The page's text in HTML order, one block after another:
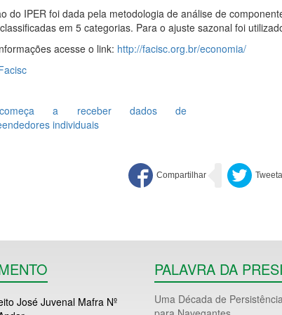
do IPER foi dada pela metodologia de análise de
em 5 categorias. Para o ajuste sazonal foi
acesse o link: http://facisc.org.br/economia/
a receber dados de
individuais
José Juvenal Mafra Nº
PALAVRA DA
Uma Década de